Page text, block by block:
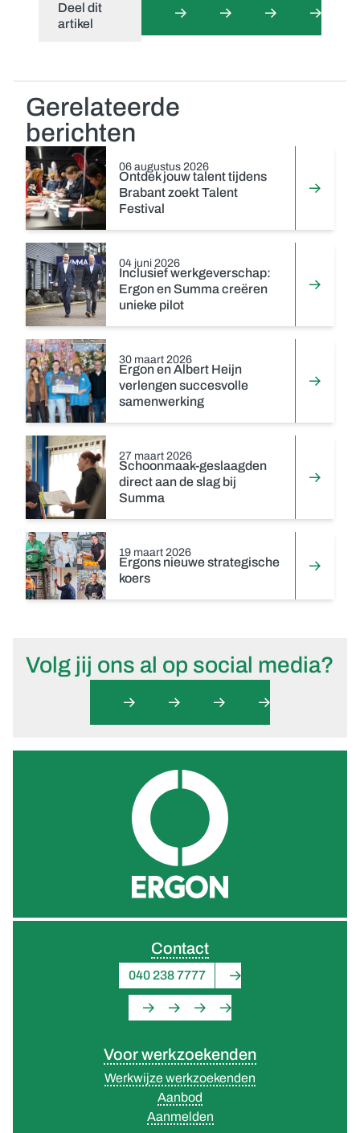
Deel dit
artikel
Gerelateerde
berichten
Ontdek jouw talent tijdens
Brabant zoekt Talent
Festival
06 augustus 2026
Inclusief werkgeverschap:
Ergon en Summa creëren
unieke pilot
04 juni 2026
Ergon en Albert Heijn
verlengen succesvolle
samenwerking
30 maart 2026
Schoonmaak-geslaagden
direct aan de slag bij
Summa
27 maart 2026
Ergons nieuwe strategische
koers
19 maart 2026
Volg jij ons al op social media?
Voor werkzoekenden
Werkwijze werkzoekenden
Aanbod
Aanmelden
Contact
040 238 7777